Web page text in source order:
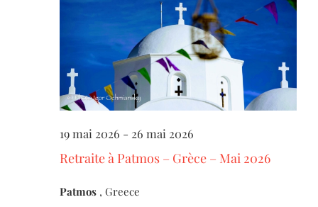
19 mai 2026 - 26 mai 2026
Retraite à Patmos – Grèce – Mai 2026
Patmos , Greece